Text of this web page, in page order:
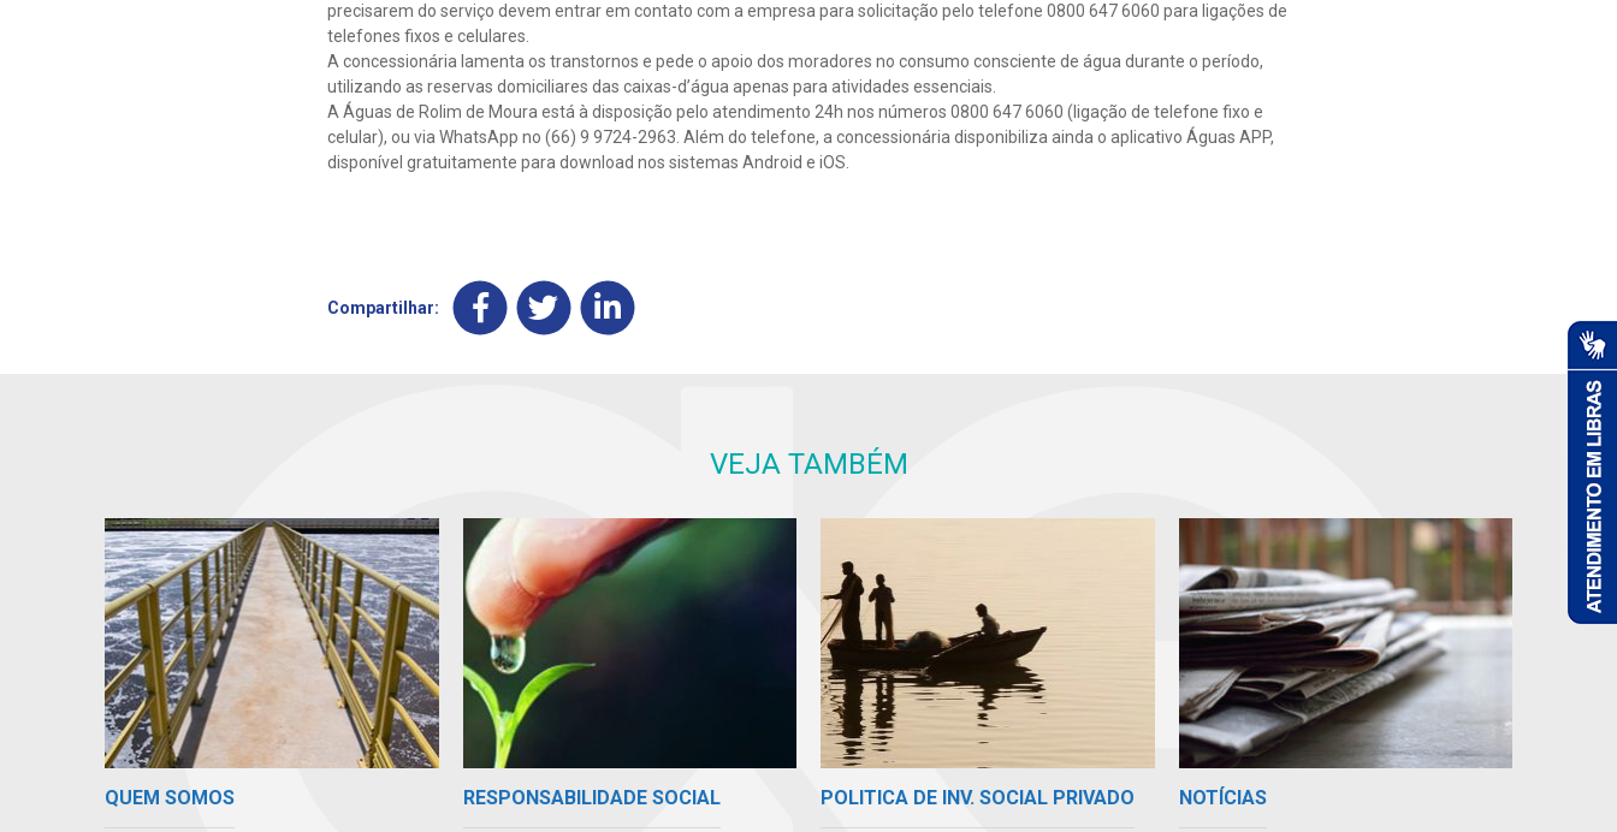
precisarem do serviço devem entrar em contato com a empresa para solicitação pelo telefone 0800 647 6060 para ligações de
telefones fixos e celulares.
A concessionária lamenta os transtornos e pede o apoio dos moradores no consumo consciente de água durante o período,
utilizando as reservas domiciliares das caixas-d’água apenas para atividades essenciais.
A Águas de Rolim de Moura está à disposição pelo atendimento 24h nos números 0800 647 6060 (ligação de telefone fixo e
celular), ou via WhatsApp no (66) 9 9724-2963. Além do telefone, a concessionária disponibiliza ainda o aplicativo Águas APP,
disponível gratuitamente para download nos sistemas Android e iOS.
Compartilhar:
VEJA TAMBÉM
QUEM SOMOS RESPONSABILIDADE SOCIAL POLITICA DE INV. SOCIAL PRIVADO NOTÍCIAS